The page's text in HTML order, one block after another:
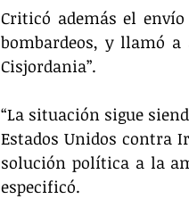
Criticó además el
bombardeos, y llamó
Cisjordania”.
“La situación sigue
Estados Unidos contra
solución política a la
especificó.